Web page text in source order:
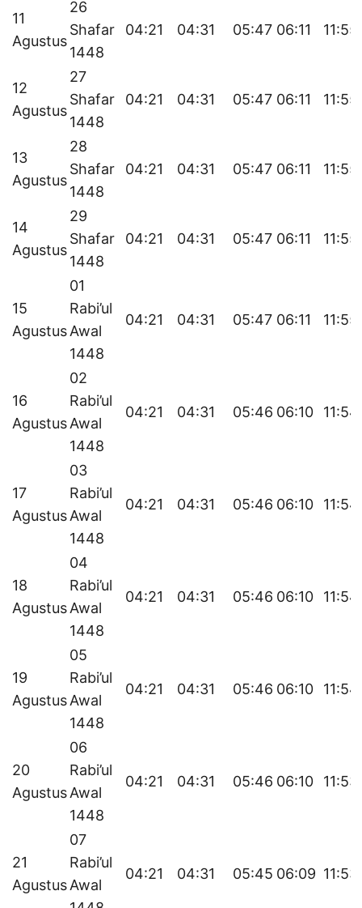
11
Agustus
26
Shafar
1448
04:21 04:31 05:47 06:11 11:55
12
Agustus
27
Shafar
1448
04:21 04:31 05:47 06:11 11:55
13
Agustus
28
Shafar
1448
04:21 04:31 05:47 06:11 11:55
14
Agustus
29
Shafar
1448
04:21 04:31 05:47 06:11 11:55
15
Agustus
01
Rabi’ul
Awal
1448
04:21 04:31 05:47 06:11 11:55
16
Agustus
02
Rabi’ul
Awal
1448
04:21 04:31 05:46 06:10 11:54
17
Agustus
03
Rabi’ul
Awal
1448
04:21 04:31 05:46 06:10 11:54
18
Agustus
04
Rabi’ul
Awal
1448
04:21 04:31 05:46 06:10 11:54
19
Agustus
05
Rabi’ul
Awal
1448
04:21 04:31 05:46 06:10 11:54
20
Agustus
06
Rabi’ul
Awal
1448
04:21 04:31 05:46 06:10 11:53
21
Agustus
07
Rabi’ul
Awal
04:21 04:31 05:45 06:09 11:53